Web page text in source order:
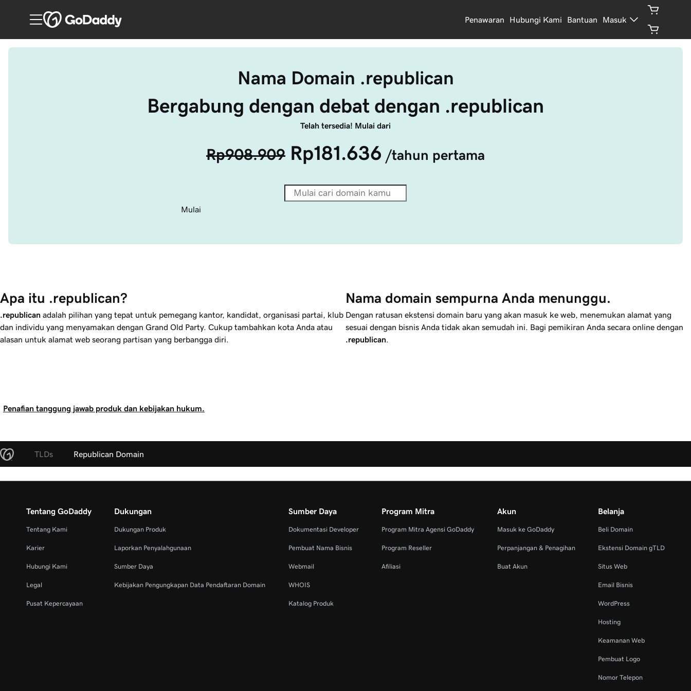
Penawaran Hubungi Kami Bantuan Masuk
Nama Domain .republican
Bergabung dengan debat dengan .republican
Telah tersedia! Mulai dari
Rp908.909 Rp181.636 /tahun pertama
Mulai
Apa itu .republican?
.republican adalah pilihan yang tepat untuk pemegang kantor, kandidat, organisasi partai, klub
dan individu yang menyamakan dengan Grand Old Party. Cukup tambahkan kota Anda atau
alasan untuk alamat web seorang partisan yang berbangga diri.
Nama domain sempurna Anda menunggu.
Dengan ratusan ekstensi domain baru yang akan masuk ke web, menemukan alamat yang
sesuai dengan bisnis Anda tidak akan semudah ini. Bagi pemikiran Anda secara online dengan
.republican
Penafian tanggung jawab produk dan kebijakan hukum.
TLDs Republican Domain
Tentang GoDaddy
Tentang Kami
Karier
Hubungi Kami
Legal
Pusat Kepercayaan
Dukungan
Dukungan Produk
Laporkan Penyalahgunaan
Sumber Daya
Kebijakan Pengungkapan Data Pendaftaran Domain
Sumber Daya
Dokumentasi Developer
Pembuat Nama Bisnis
Webmail
WHOIS
Katalog Produk
Program Mitra
Program Mitra Agensi GoDaddy
Program Reseller
Afiliasi
Akun
Masuk ke GoDaddy
Perpanjangan & Penagihan
Buat Akun
Belanja
Beli Domain
Ekstensi Domain gTLD
Situs Web
Email Bisnis
WordPress
Hosting
Keamanan Web
Pembuat Logo
Nomor Telepon